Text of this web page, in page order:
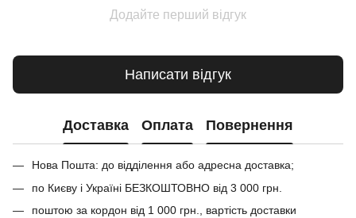
Додайте перший відгук
Написати відгук
Доставка Оплата Повернення
Нова Пошта: до відділення або адресна доставка;
по Києву і Україні БЕЗКОШТОВНО від 3 000 грн.
поштою за кордон від 1 000 грн., вартість доставки